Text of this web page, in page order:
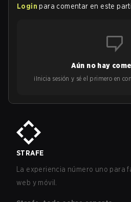
Login para comentar en este
Aún no hay
¡Inicia sesión y sé el primero en
STRAFE
La experiencia número uno para
web y móvil.